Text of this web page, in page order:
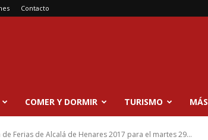
Contacto
COMER Y DORMIR TURISMO MÁS
Ferias de Alcalá de Henares 2017 para el martes 29...